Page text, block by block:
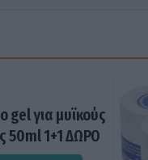
gel για μυϊκούς
50ml 1+1 ΔΩΡΟ